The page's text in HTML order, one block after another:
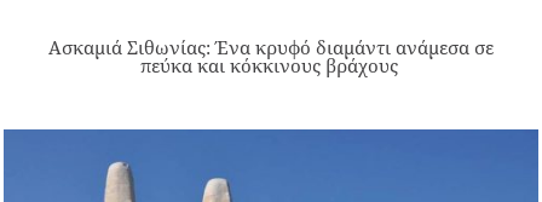
Ασκαμιά Σιθωνίας: Ένα κρυφό διαμάντι ανάμεσα σε
πεύκα και κόκκινους βράχους